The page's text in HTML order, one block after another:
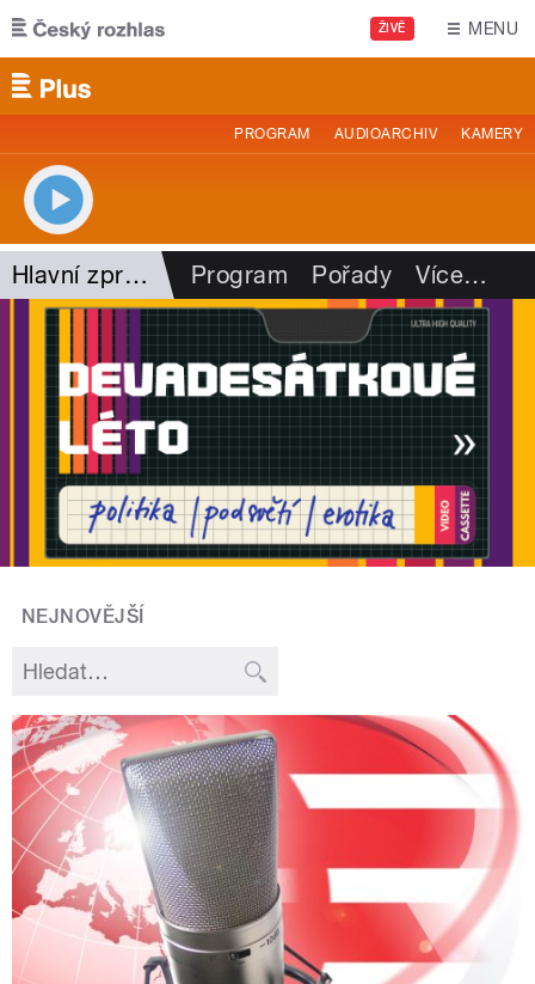
Přejít k hlavnímu obsahu
ŽIVĚ MENU
PROGRAM AUDIOARCHIV KAMERY
Hlavní zprávy - rozhovory Program Pořady Více…
NEJNOVĚJŠÍ